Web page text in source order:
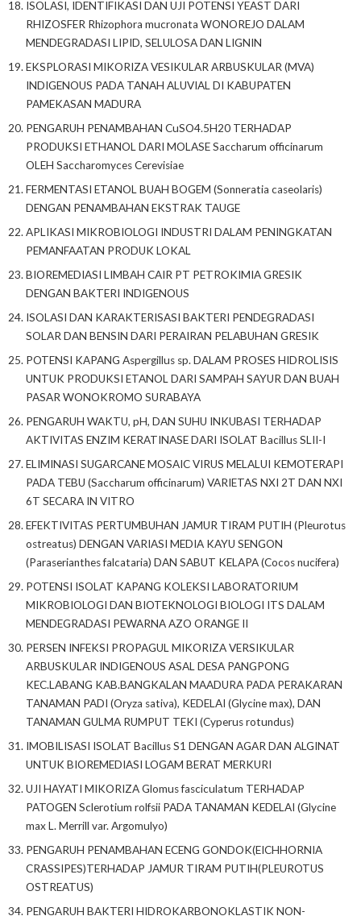
ISOLASI, IDENTIFIKASI DAN UJI POTENSI YEAST DARI
RHIZOSFER Rhizophora mucronata WONOREJO DALAM
MENDEGRADASI LIPID, SELULOSA DAN LIGNIN
EKSPLORASI MIKORIZA VESIKULAR ARBUSKULAR (MVA)
INDIGENOUS PADA TANAH ALUVIAL DI KABUPATEN
PAMEKASAN MADURA
PENGARUH PENAMBAHAN CuSO4.5H20 TERHADAP
PRODUKSI ETHANOL DARI MOLASE Saccharum officinarum
OLEH Saccharomyces Cerevisiae
FERMENTASI ETANOL BUAH BOGEM (Sonneratia caseolaris)
DENGAN PENAMBAHAN EKSTRAK TAUGE
APLIKASI MIKROBIOLOGI INDUSTRI DALAM PENINGKATAN
PEMANFAATAN PRODUK LOKAL
BIOREMEDIASI LIMBAH CAIR PT PETROKIMIA GRESIK
DENGAN BAKTERI INDIGENOUS
ISOLASI DAN KARAKTERISASI BAKTERI PENDEGRADASI
SOLAR DAN BENSIN DARI PERAIRAN PELABUHAN GRESIK
POTENSI KAPANG Aspergillus sp. DALAM PROSES HIDROLISIS
UNTUK PRODUKSI ETANOL DARI SAMPAH SAYUR DAN BUAH
PASAR WONOKROMO SURABAYA
PENGARUH WAKTU, pH, DAN SUHU INKUBASI TERHADAP
AKTIVITAS ENZIM KERATINASE DARI ISOLAT Bacillus SLII-I
ELIMINASI SUGARCANE MOSAIC VIRUS MELALUI KEMOTERAPI
PADA TEBU (Saccharum officinarum) VARIETAS NXI 2T DAN NXI
6T SECARA IN VITRO
EFEKTIVITAS PERTUMBUHAN JAMUR TIRAM PUTIH (Pleurotus
ostreatus) DENGAN VARIASI MEDIA KAYU SENGON
(Paraserianthes falcataria) DAN SABUT KELAPA (Cocos nucifera)
POTENSI ISOLAT KAPANG KOLEKSI LABORATORIUM
MIKROBIOLOGI DAN BIOTEKNOLOGI BIOLOGI ITS DALAM
MENDEGRADASI PEWARNA AZO ORANGE II
PERSEN INFEKSI PROPAGUL MIKORIZA VERSIKULAR
ARBUSKULAR INDIGENOUS ASAL DESA PANGPONG
KEC.LABANG KAB.BANGKALAN MAADURA PADA PERAKARAN
TANAMAN PADI (Oryza sativa), KEDELAI (Glycine max), DAN
TANAMAN GULMA RUMPUT TEKI (Cyperus rotundus)
IMOBILISASI ISOLAT Bacillus S1 DENGAN AGAR DAN ALGINAT
UNTUK BIOREMEDIASI LOGAM BERAT MERKURI
UJI HAYATI MIKORIZA Glomus fasciculatum TERHADAP
PATOGEN Sclerotium rolfsii PADA TANAMAN KEDELAI (Glycine
max L. Merrill var. Argomulyo)
PENGARUH PENAMBAHAN ECENG GONDOK(EICHHORNIA
CRASSIPES)TERHADAP JAMUR TIRAM PUTIH(PLEUROTUS
OSTREATUS)
PENGARUH BAKTERI HIDROKARBONOKLASTIK NON-